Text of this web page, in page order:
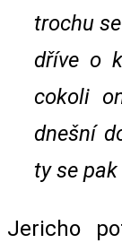
trochu
dříve o
cokoli
dnešní
ty se
Jericho